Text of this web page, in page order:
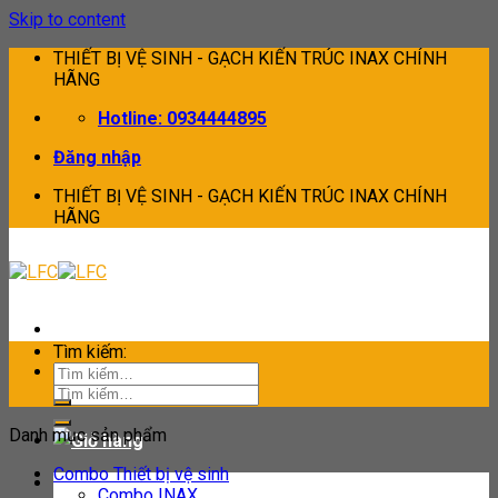
Skip to content
THIẾT BỊ VỆ SINH - GẠCH KIẾN TRÚC INAX CHÍNH
HÃNG
Hotline: 0934444895
Đăng nhập
THIẾT BỊ VỆ SINH - GẠCH KIẾN TRÚC INAX CHÍNH
HÃNG
Tìm kiếm:
Tìm kiếm:
Danh mục sản phẩm
Combo Thiết bị vệ sinh